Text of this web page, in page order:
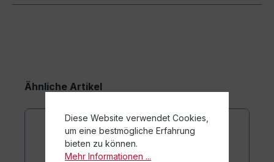
Ähnliche Artikel
Diese Website verwendet Cookies,
um eine bestmögliche Erfahrung
bieten zu können.
Mehr Informationen ...